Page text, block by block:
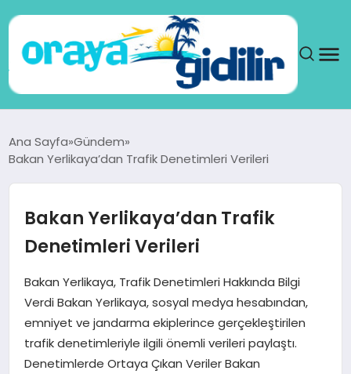
DÜNYA
SEYAHAT
TEKNOLOJI
YAŞAM
Ana Sayfa Gündem
Bakan Yerlikaya’dan Trafik Denetimleri Verileri
Bakan Yerlikaya’dan Trafik
Denetimleri Verileri
Bakan Yerlikaya, Trafik Denetimleri Hakkında Bilgi
Verdi Bakan Yerlikaya, sosyal medya hesabından,
emniyet ve jandarma ekiplerince gerçekleştirilen
trafik denetimleriyle ilgili önemli verileri paylaştı.
Denetimlerde Ortaya Çıkan Veriler Bakan